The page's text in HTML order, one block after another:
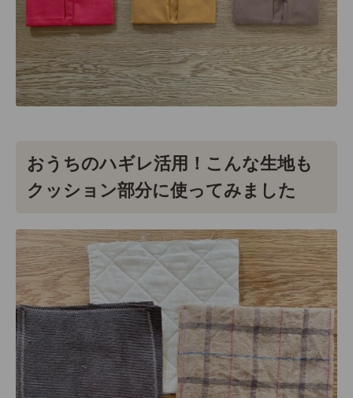
おうちのハギレ活用！こんな生地も
クッション部分に使ってみました